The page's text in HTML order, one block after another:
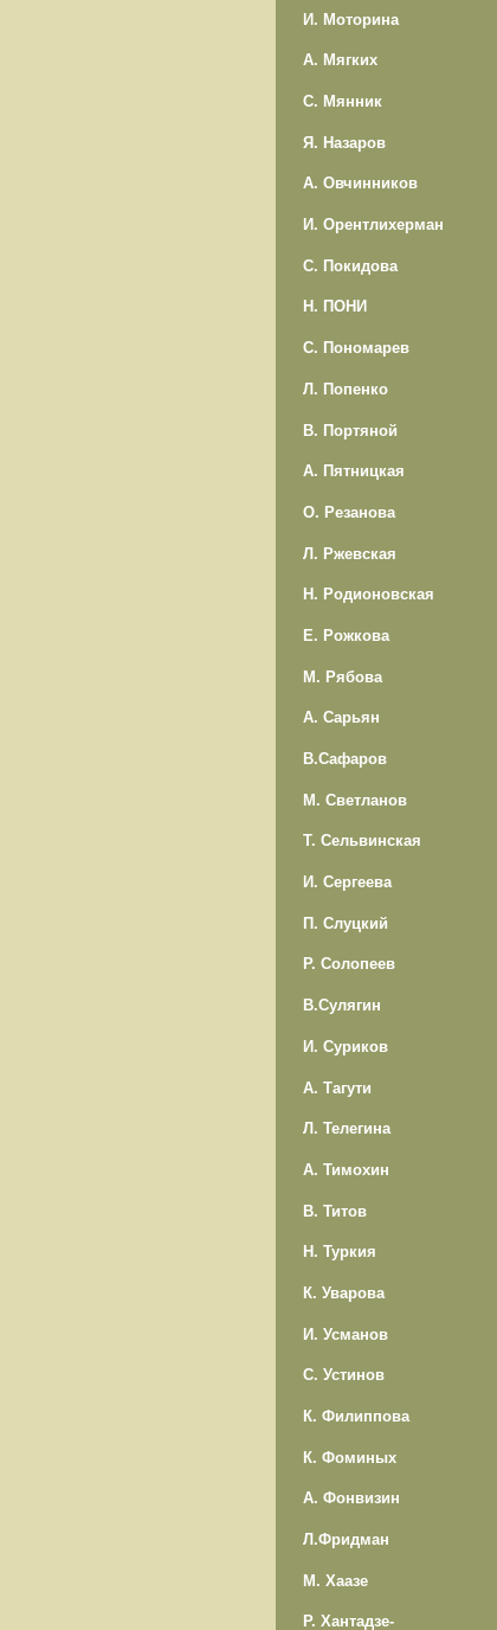
И. Моторина
А. Мягких
С. Мянник
Я. Назаров
А. Овчинников
И. Орентлихерман
С. Покидова
Н. ПОНИ
С. Пономарев
Л. Попенко
В. Портяной
А. Пятницкая
О. Резанова
Л. Ржевская
Н. Родионовская
Е. Рожкова
М. Рябова
А. Сарьян
В.Сафаров
М. Светланов
Т. Сельвинская
И. Сергеева
П. Слуцкий
Р. Солопеев
В.Сулягин
И. Суриков
А. Тагути
Л. Телегина
А. Тимохин
В. Титов
Н. Туркия
К. Уварова
И. Усманов
С. Устинов
К. Филиппова
К. Фоминых
А. Фонвизин
Л.Фридман
М. Хаазе
Р. Хантадзе-